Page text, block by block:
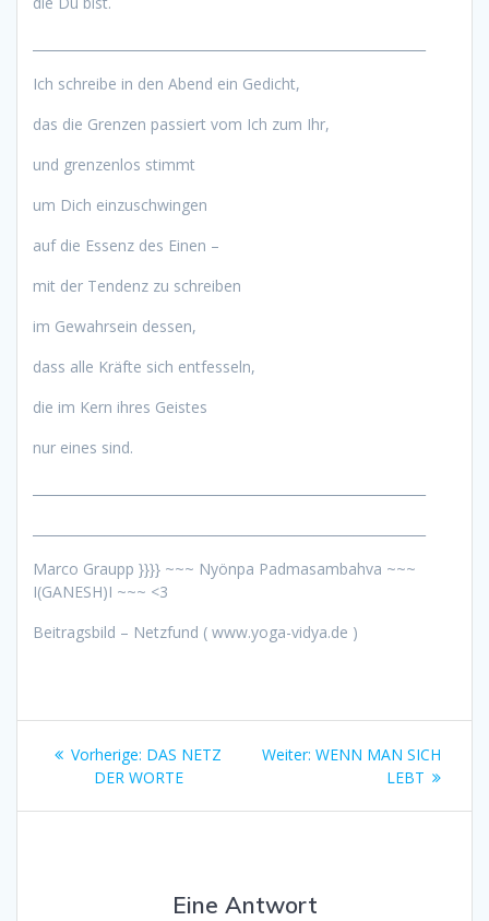
Ich schreibe in den Abend ein Gedicht,
das die Grenzen passiert vom Ich zum Ihr,
und grenzenlos stimmt
um Dich einzuschwingen
auf die Essenz des Einen –
mit der Tendenz zu schreiben
im Gewahrsein dessen,
dass alle Kräfte sich entfesseln,
die im Kern ihres Geistes
nur eines sind.
Marco Graupp }}}} ~~~ Nyönpa Padmasambahva ~~~
I(GANESH)I ~~~ <3
Beitragsbild – Netzfund ( www.yoga-vidya.de )
Beitragsnavigation
Vorherige: Vorheriger
Beitrag:
DAS NETZ
DER WORTE
Weiter: Nächster
WENN MAN SICH
LEBT
Eine Antwort